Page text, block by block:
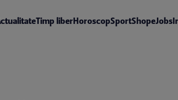
Timp liberHoroscopSportShopeJobs